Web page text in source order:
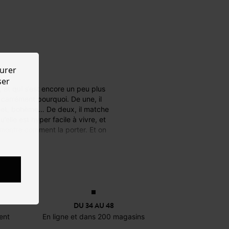
pourquoi. De une, il
bohème… De deux, il matche
est hyper facile à vivre, et
comment la porter. Et on
le avec un pull léopard et des
et renforcer le côté graou !
DU 34 AU 48
En ligne et dans 200 magasins